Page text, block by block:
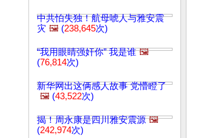
中共怕失独！航母唬人与雅安震
灾 🖼️ (238,645次)
“我用眼睛强奸你” 我是谁 🖼️
(76,814次)
新华网出这俩感人故事 党懵瞪了
🖼️ (43,522次)
揭！周永康是四川雅安震源 🖼️
(242,974次)